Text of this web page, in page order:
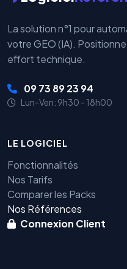
La solution n°1 pour
votre GEO (IA).
effort technique.
09 73 89 23 94
Lun-Ven: 9h30 - 18h00
LE LOGICIEL
Fonctionnalités
Nos Tarifs
Comparer les Packs
Nos Références
Connexion Client